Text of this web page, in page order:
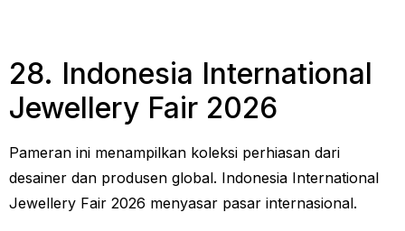
28. Indonesia International
Jewellery Fair 2026
Pameran ini menampilkan koleksi perhiasan dari
desainer dan produsen global. Indonesia International
Jewellery Fair 2026 menyasar pasar internasional.